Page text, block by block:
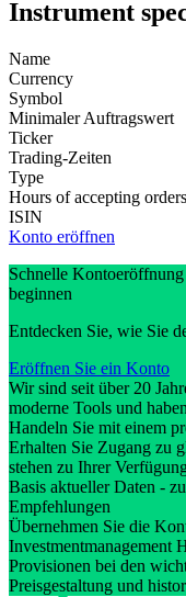
Instrument
Name
Currency
Symbol
Minimaler Auftragswert
Ticker
Trading-Zeiten
Type
Hours of accepting orders
ISIN
Konto eröffnen
Schnelle
beginnen
Entdecken Sie, wie Sie
Eröffnen Sie ein Konto
Wir sind seit über 20
moderne Tools und
Handeln Sie mit einem
Erhalten Sie Zugang zu
stehen zu Ihrer
Basis aktueller Daten -
Empfehlungen
Übernehmen Sie die
Investmentmanagement
Provisionen bei den
Preisgestaltung und